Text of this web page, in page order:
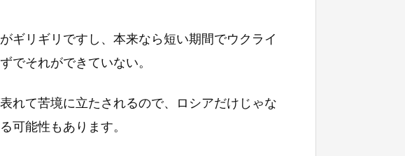
ギリギリですし、本来なら短い期間でウクライ
でそれができていない。
れて苦境に立たされるので、ロシアだけじゃな
可能性もあります。